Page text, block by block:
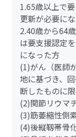
1.65歳以上で
更新が必要に
2.40歳から64
は要支援認定
になった方
(1)がん（医師
地に基づき、
断したものに限
(2)関節リウマ
(3)筋萎縮性側
(4)後縦靱帯骨